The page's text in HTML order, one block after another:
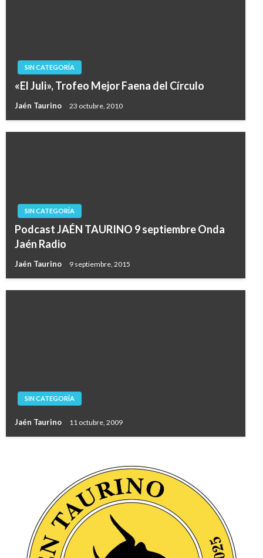
SIN CATEGORÍA
«El Juli», Trofeo Mejor Faena del Círculo
Jaén Taurino 23 octubre, 2010
SIN CATEGORÍA
Podcast JAÉN TAURINO 9 septiembre Onda
Jaén Radio
Jaén Taurino 9 septiembre, 2015
SIN CATEGORÍA
Jaén Taurino 11 octubre, 2009